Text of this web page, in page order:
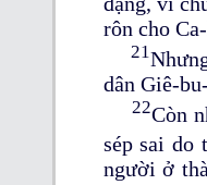
rôn cho
21
dân Giê-
22Còn
sép sai do
người ở